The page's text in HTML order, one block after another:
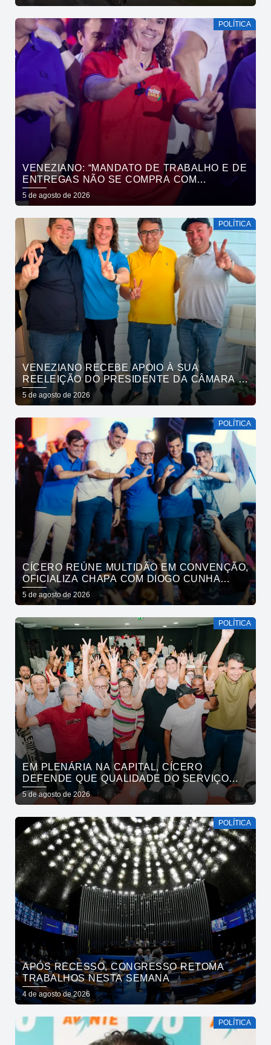
POLÍTICA
VENEZIANO: “MANDATO DE TRABALHO E DE
ENTREGAS NÃO SE COMPRA COM
DINHEIRO, SE CONQUISTA COM TRABALHO”
5 de agosto de 2026
POLÍTICA
VENEZIANO RECEBE APOIO À SUA
REELEIÇÃO DO PRESIDENTE DA CÂMARA E
VEREADORES DE SÃO BENTO
5 de agosto de 2026
POLÍTICA
CÍCERO REÚNE MULTIDÃO EM CONVENÇÃO,
OFICIALIZA CHAPA COM DIOGO CUNHA
LIMA, VENEZIANO E ANDRÉ GADELHA E
CONVOCA PARAÍBA A DAR O PRÓXIMO
5 de agosto de 2026
POLÍTICA
EM PLENÁRIA NA CAPITAL, CÍCERO
DEFENDE QUE QUALIDADE DO SERVIÇO
PÚBLICO ESTADUAL SUPERE O DA
INICIATIVA PRIVADA
5 de agosto de 2026
POLÍTICA
APÓS RECESSO, CONGRESSO RETOMA
TRABALHOS NESTA SEMANA
4 de agosto de 2026
POLÍTICA